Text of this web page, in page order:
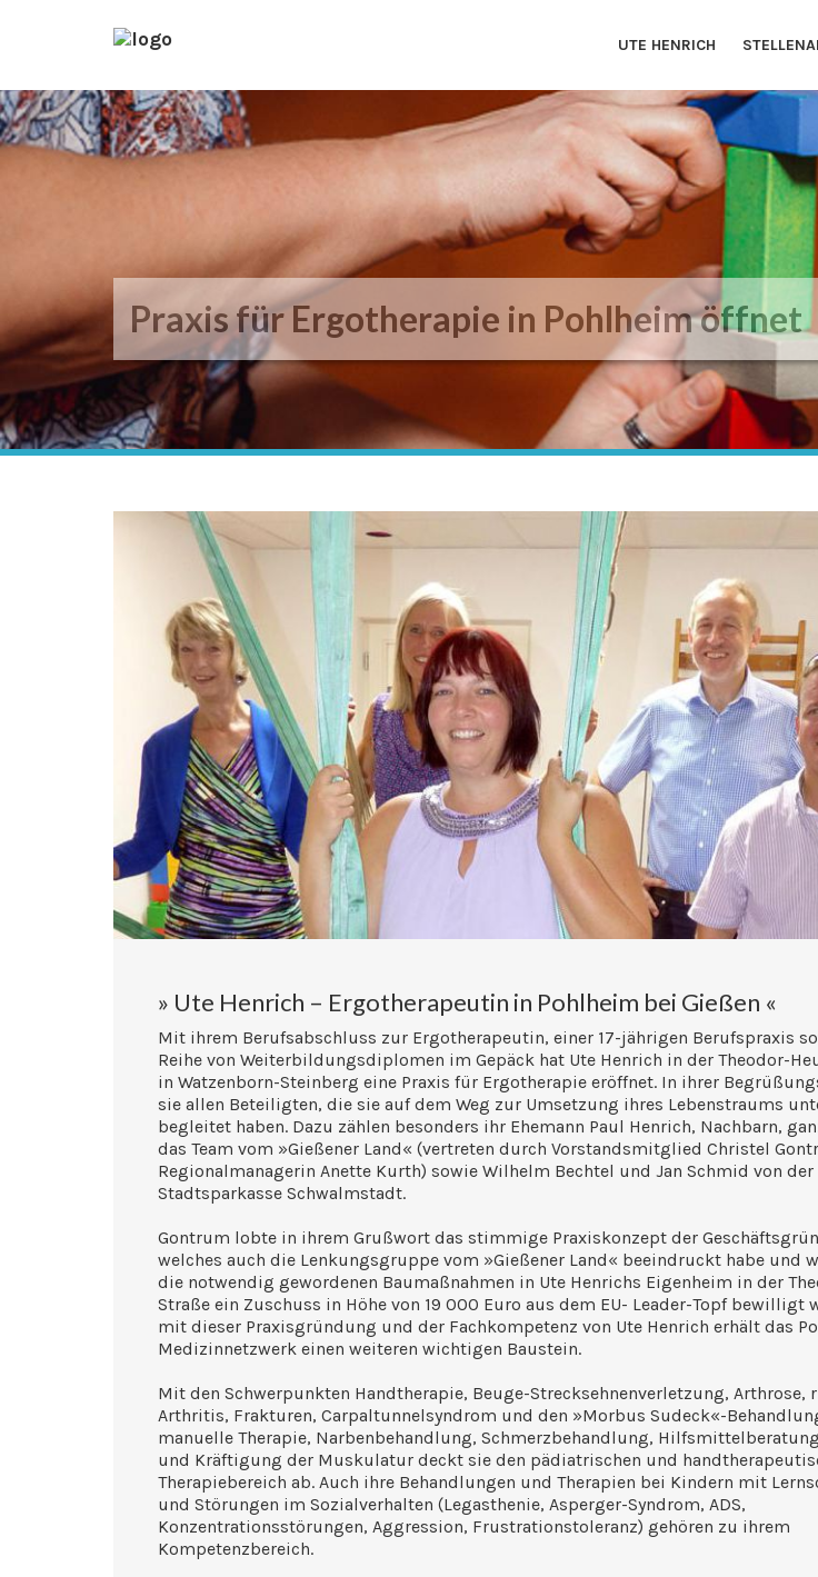
UTE HENRICH
Praxis für Ergotherapie in Pohlheim öffnet
» Ute Henrich – Ergotherapeutin in Pohlheim bei Gießen «
Mit ihrem Berufsabschluss zur Ergotherapeutin, einer 17-jährigen Berufspraxis
Reihe von Weiterbildungsdiplomen im Gepäck hat Ute Henrich in der Theodor-
in Watzenborn-Steinberg eine Praxis für Ergotherapie eröffnet. In ihrer
sie allen Beteiligten, die sie auf dem Weg zur Umsetzung ihres Lebenstraums
begleitet haben. Dazu zählen besonders ihr Ehemann Paul Henrich, Nachbarn,
das Team vom »Gießener Land« (vertreten durch Vorstandsmitglied Christel
Regionalmanagerin Anette Kurth) sowie Wilhelm Bechtel und Jan Schmid von der
Stadtsparkasse Schwalmstadt.
Gontrum lobte in ihrem Grußwort das stimmige Praxiskonzept der
welches auch die Lenkungsgruppe vom »Gießener Land« beeindruckt habe und
die notwendig gewordenen Baumaßnahmen in Ute Henrichs Eigenheim in der
Straße ein Zuschuss in Höhe von 19 000 Euro aus dem EU- Leader-Topf bewilligt
mit dieser Praxisgründung und der Fachkompetenz von Ute Henrich erhält das
Medizinnetzwerk einen weiteren wichtigen Baustein.
Mit den Schwerpunkten Handtherapie, Beuge-Strecksehnenverletzung, Arthrose,
Arthritis, Frakturen, Carpaltunnelsyndrom und den »Morbus Sudeck«-
manuelle Therapie, Narbenbehandlung, Schmerzbehandlung,
und Kräftigung der Muskulatur deckt sie den pädiatrischen und
Therapiebereich ab. Auch ihre Behandlungen und Therapien bei Kindern mit
und Störungen im Sozialverhalten (Legasthenie, Asperger-Syndrom, ADS,
Konzentrationsstörungen, Aggression, Frustrationstoleranz) gehören zu ihrem
Kompetenzbereich.